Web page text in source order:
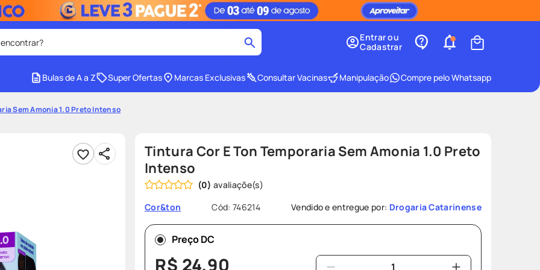
4º protetor solar facial
8º
protetor solar
Entrar ou
Cadastrar
Bulas de A a Z Super Ofertas Marcas Exclusivas Consultar Vacinas Manipulação Compre pelo Whatsapp
Sem Amonia 1.0 Preto Intenso
Tintura Cor E Ton Temporaria Sem Amonia 1.0 Preto
Intenso
(0)
Cor&ton
Cód: 746214 Vendido e entregue por: Drogaria Catarinense
Preço DC
R$ 24,90